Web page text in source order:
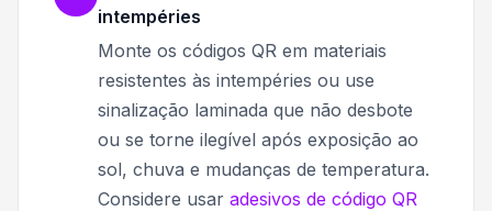
intempéries
Monte os códigos QR em materiais
resistentes às intempéries ou use
sinalização laminada que não desbote
ou se torne ilegível após exposição ao
sol, chuva e mudanças de temperatura.
Considere usar adesivos de código QR